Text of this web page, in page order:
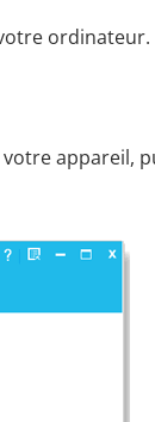
ordinateur.
appareil,